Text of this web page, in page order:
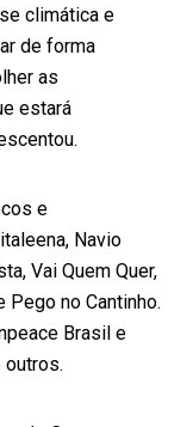
climática e
de forma
as
estará
e
Navio
Vai Quem Quer,
Pego no Cantinho.
Brasil e
outros.